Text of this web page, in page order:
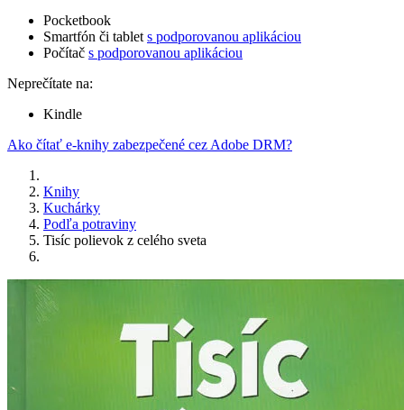
Pocketbook
Smartfón či tablet s podporovanou aplikáciou
Počítač s podporovanou aplikáciou
Neprečítate na:
Kindle
Ako čítať e-knihy zabezpečené cez Adobe DRM?
Knihy
Kuchárky
Podľa potraviny
Tisíc polievok z celého sveta